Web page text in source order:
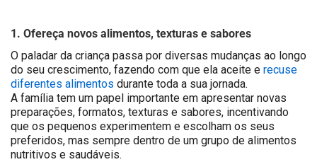
1. Ofereça novos alimentos, texturas e sabores
O paladar da criança passa por diversas mudanças ao longo
do seu crescimento, fazendo com que ela aceite e recuse
diferentes alimentos durante toda a sua jornada.
A família tem um papel importante em apresentar novas
preparações, formatos, texturas e sabores, incentivando
que os pequenos experimentem e escolham os seus
preferidos, mas sempre dentro de um grupo de alimentos
nutritivos e saudáveis.